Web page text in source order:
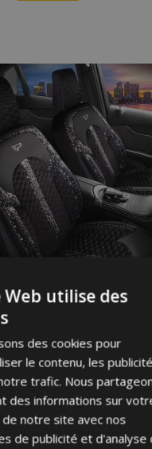
liste
d'achats
siège auto LUNA noir-argent
149,00 € 175,00 €
Web utilise des
des cookies pour
le contenu, les
trafic. Nous
des informations sur
notre site avec nos
de publicité et d'analyse